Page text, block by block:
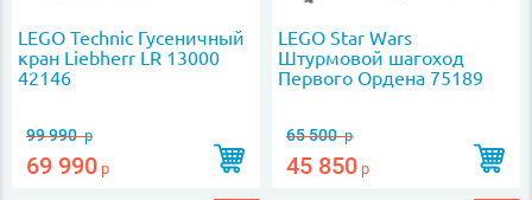
LEGO Technic Гусеничный
кран Liebherr LR 13000
42146
99 990р
69 990 р
LEGO Star Wars
Штурмовой шагоход
Первого Ордена 75189
65 500р
45 850 р